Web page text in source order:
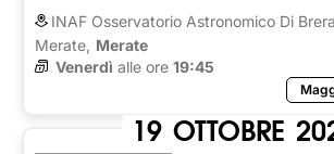
INAF Osservatorio Astronomico Di
Merate, Merate
Venerdì alle ore 19:45
19 OTTOBRE